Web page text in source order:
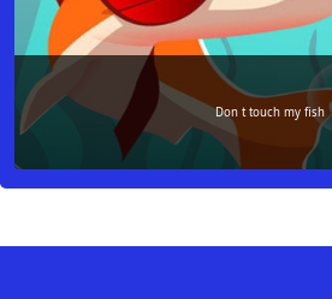
Don t touch my fish